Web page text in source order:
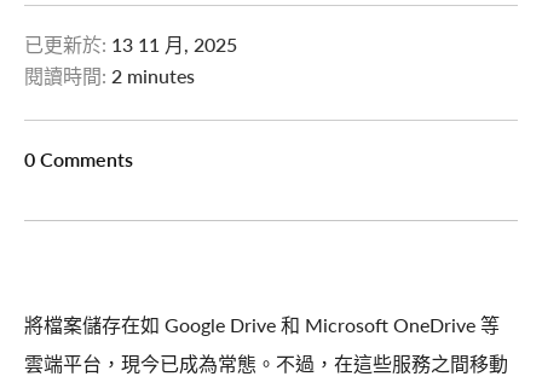
已更新於: 13 11 月, 2025
閱讀時間: 2 minutes
0 Comments
將檔案儲存在如 Google Drive 和 Microsoft OneDrive 等
雲端平台，現今已成為常態。不過，在這些服務之間移動